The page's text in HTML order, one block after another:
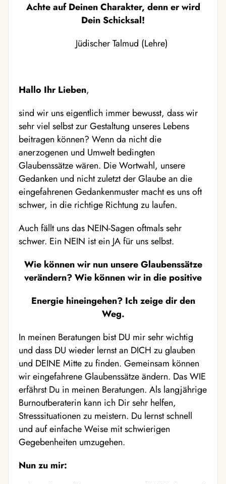
Achte auf Deinen Charakter, denn er wird
Dein Schicksal!
Jüdischer Talmud (Lehre)
Hallo Ihr Lieben,
sind wir uns eigentlich immer bewusst, dass wir
sehr viel selbst zur Gestaltung unseres Lebens
beitragen können? Wenn da nicht die
anerzogenen und Umwelt bedingten
Glaubenssätze wären. Die Wortwahl, unsere
Gedanken und nicht zuletzt der Glaube an die
eingefahrenen Gedankenmuster macht es uns oft
schwer, in die richtige Richtung zu laufen.
Auch fällt uns das NEIN-Sagen oftmals sehr
schwer. Ein NEIN ist ein JA für uns selbst.
Wie können wir nun unsere Glaubenssätze
verändern? Wie können wir in die positive
Energie hineingehen? Ich zeige dir den
Weg.
In meinen Beratungen bist DU mir sehr wichtig
und dass DU wieder lernst an DICH zu glauben
und DEINE Mitte zu finden. Gemeinsam können
wir eingefahrene Glaubenssätze ändern. Das WIE
erfährst Du in meinen Beratungen. Als langjährige
Burnoutberaterin kann ich Dir sehr helfen,
Stresssituationen zu meistern. Du lernst schnell
und auf einfache Weise mit schwierigen
Gegebenheiten umzugehen.
Nun zu mir: